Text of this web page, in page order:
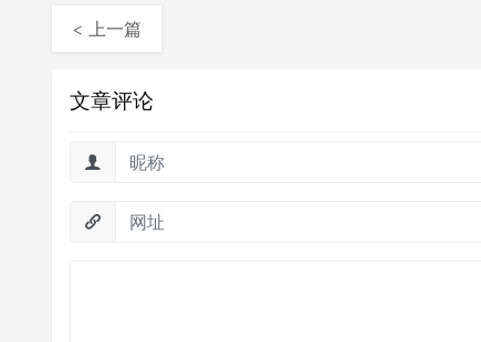
< 上一篇
文章评论